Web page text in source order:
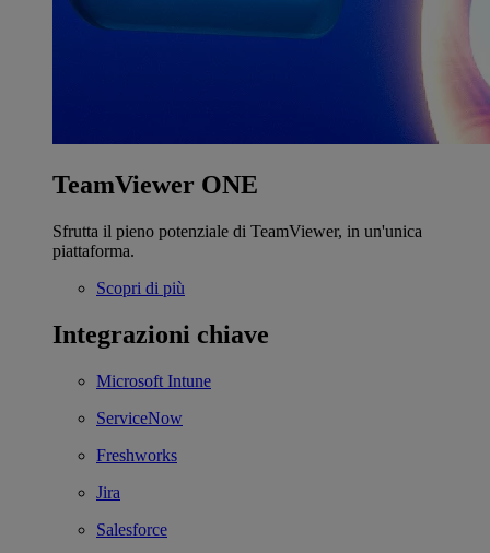
TeamViewer ONE
Sfrutta il pieno potenziale di TeamViewer, in un'unica
piattaforma.
Scopri di più
Integrazioni chiave
Microsoft Intune
ServiceNow
Freshworks
Jira
Salesforce